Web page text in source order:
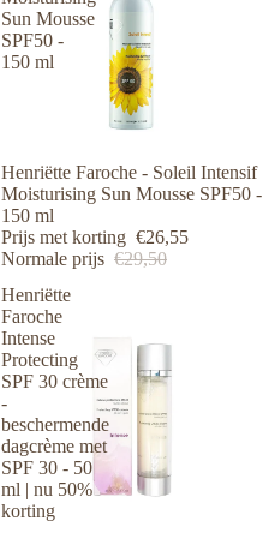
Sun Mousse
SPF50 -
150 ml
Aanbieding
Henriëtte Faroche - Soleil Intensif
Moisturising Sun Mousse SPF50 -
150 ml
Prijs met korting €26,55
Normale prijs €29,50
Henriëtte
Faroche
Intense
Protecting
SPF 30 crème
-
beschermende
dagcrème met
SPF 30 - 50
ml | nu 50%
korting